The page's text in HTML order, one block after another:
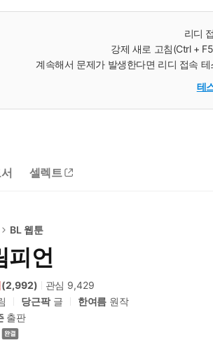
리디
강제 새로 고침(Ctrl +
계속해서 문제가 발생한다면 리디 접속
테
셀렉트
BL 웹툰
피언
(2,992) 관심 9,429
당근팍글 한여름 원작
출판